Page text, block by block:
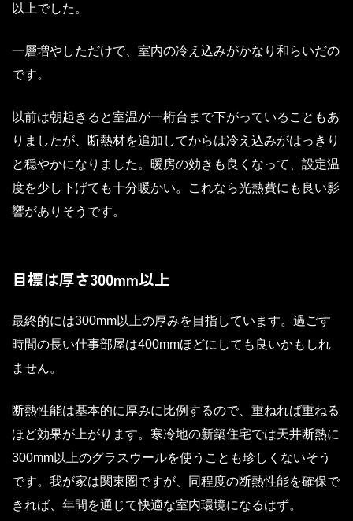
以上でした。
一層増やしただけで、室内の冷え込みがかなり和らいだの
です。
以前は朝起きると室温が一桁台まで下がっていることもあ
りましたが、断熱材を追加してからは冷え込みがはっきり
と穏やかになりました。暖房の効きも良くなって、設定温
度を少し下げても十分暖かい。これなら光熱費にも良い影
響がありそうです。
目標は厚さ300mm以上
最終的には300mm以上の厚みを目指しています。過ごす
時間の長い仕事部屋は400mmほどにしても良いかもしれ
ません。
断熱性能は基本的に厚みに比例するので、重ねれば重ねる
ほど効果が上がります。寒冷地の新築住宅では天井断熱に
300mm以上のグラスウールを使うことも珍しくないそう
です。我が家は関東圏ですが、同程度の断熱性能を確保で
きれば、年間を通じて快適な室内環境になるはず。